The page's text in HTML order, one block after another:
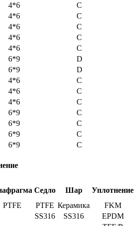
4*6
C
4*6
C
4*6
C
4*6
C
4*6
C
6*9
D
6*9
D
4*6
C
4*6
C
4*6
C
6*9
C
6*9
C
6*9
C
6*9 C
Седло Шар
Уплотнение
PTFE PTFE Керамика
FKM
SS316 SS316
EPDM